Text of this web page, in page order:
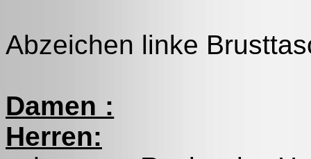
Abzeichen linke
Damen :
Herren: